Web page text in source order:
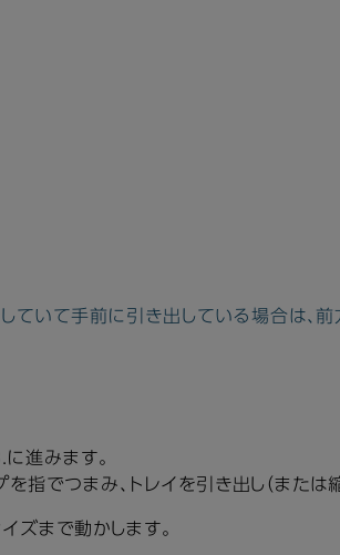
ていて手前に引き出している場合は、
進みます。
指でつまみ、トレイを引き出し（または縮
ズまで動かします。